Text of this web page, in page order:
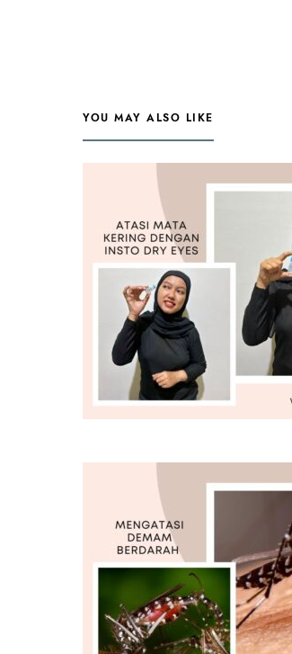
YOU MAY ALSO LIKE